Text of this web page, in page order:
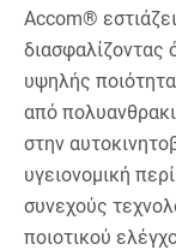
Accom®
διασφαλίζοντας
υψηλής
από
στην
υγειονομική
συνεχούς
ποιοτικού